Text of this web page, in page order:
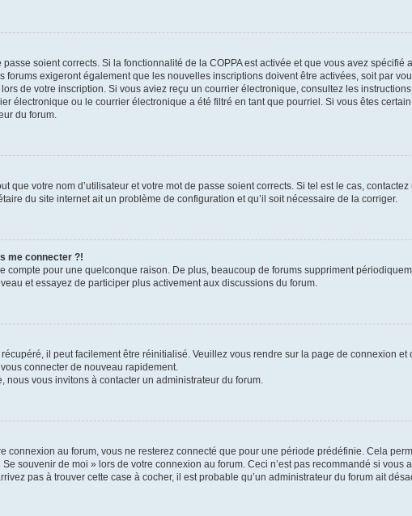
soient corrects. Si la fonctionnalité de la COPPA est activée et que vous avez spécifié
exigeront également que les nouvelles inscriptions doivent être activées, soit par
de votre inscription. Si vous aviez reçu un courrier électronique, consultez les
électronique ou le courrier électronique a été filtré en tant que pourriel. Si vous êtes
du forum.
que votre nom d’utilisateur et votre mot de passe soient corrects. Si tel est le cas,
du site internet ait un problème de configuration et qu’il soit nécessaire de la corriger.
me connecter ?!
compte pour une quelconque raison. De plus, beaucoup de forums suppriment
et essayez de participer plus activement aux discussions du forum.
il peut facilement être réinitialisé. Veuillez vous rendre sur la page de connexion et
connecter de nouveau rapidement.
vous invitons à contacter un administrateur du forum.
connexion au forum, vous ne resterez connecté que pour une période prédéfinie. Cela
souvenir de moi » lors de votre connexion au forum. Ceci n’est pas recommandé si vous
pas à trouver cette case à cocher, il est probable qu’un administrateur du forum ait